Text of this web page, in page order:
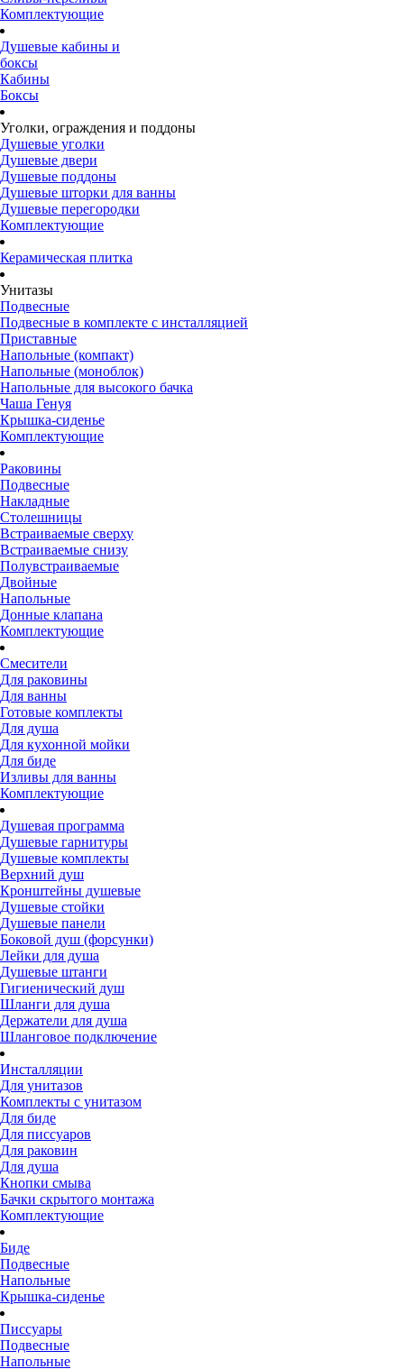
Комплектующие
Душевые кабины и
боксы
Кабины
Боксы
Уголки, ограждения и поддоны
Душевые уголки
Душевые двери
Душевые поддоны
Душевые шторки для ванны
Душевые перегородки
Комплектующие
Керамическая плитка
Унитазы
Подвесные
Подвесные в комплекте с инсталляцией
Приставные
Напольные (компакт)
Напольные (моноблок)
Напольные для высокого бачка
Чаша Генуя
Крышка-сиденье
Комплектующие
Раковины
Подвесные
Накладные
Столешницы
Встраиваемые сверху
Встраиваемые снизу
Полувстраиваемые
Двойные
Напольные
Донные клапана
Комплектующие
Смесители
Для раковины
Для ванны
Готовые комплекты
Для душа
Для кухонной мойки
Для биде
Изливы для ванны
Комплектующие
Душевая программа
Душевые гарнитуры
Душевые комплекты
Верхний душ
Кронштейны душевые
Душевые стойки
Душевые панели
Боковой душ (форсунки)
Лейки для душа
Душевые штанги
Гигиенический душ
Шланги для душа
Держатели для душа
Шланговое подключение
Инсталляции
Для унитазов
Комплекты с унитазом
Для биде
Для писсуаров
Для раковин
Для душа
Кнопки смыва
Бачки скрытого монтажа
Комплектующие
Биде
Подвесные
Напольные
Крышка-сиденье
Писсуары
Подвесные
Напольные